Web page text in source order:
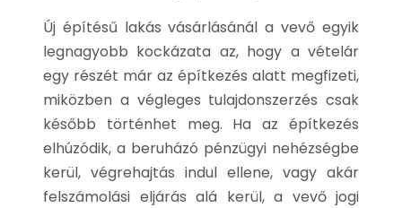
Új építésű lakás vásárlásánál a vevő egyik
legnagyobb kockázata az, hogy a vételár
egy részét már az építkezés alatt megfizeti,
miközben a végleges tulajdonszerzés csak
később történhet meg. Ha az építkezés
elhúzódik, a beruházó pénzügyi nehézségbe
kerül, végrehajtás indul ellene, vagy akár
felszámolási eljárás alá kerül, a vevő jogi